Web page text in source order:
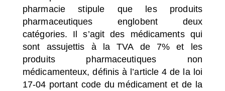
pharmacie stipule que les produits
pharmaceutiques englobent deux
catégories. Il s’agit des médicaments qui
sont assujettis à la TVA de 7% et les
produits pharmaceutiques non
médicamenteux, définis à l’article 4 de la loi
17-04 portant code du médicament et de la